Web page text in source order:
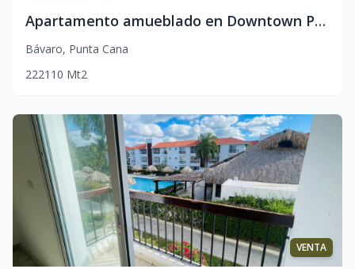
Apartamento amueblado en Downtown Punta Cana l Primera linea en lago l Caribbean Lake Park
Bávaro, Punta Cana
222110 Mt2
VENTA